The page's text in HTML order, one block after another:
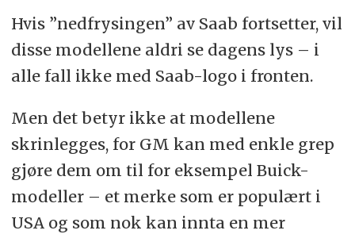
Hvis ”nedfrysingen” av Saab fortsetter, vil
disse modellene aldri se dagens lys – i
alle fall ikke med Saab-logo i fronten.
Men det betyr ikke at modellene
skrinlegges, for GM kan med enkle grep
gjøre dem om til for eksempel Buick-
modeller – et merke som er populært i
USA og som nok kan innta en mer